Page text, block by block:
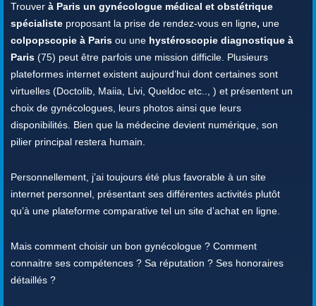
Trouver à Paris un gynécologue médical et obstétrique
spécialiste proposant la prise de rendez-vous en ligne, une
colpopscopie à Paris ou une hystéroscopie diagnostique à
Paris (75) peut être parfois une mission difficile. Plusieurs
plateformes internet existent aujourd’hui dont certaines sont
virtuelles (Doctolib, Maiia, Livi, Queldoc etc.., ) et présentent un
choix de gynécologues, leurs photos ainsi que leurs
disponibilités. Bien que la médecine devient numérique, son
pilier principal restera humain.
Personnellement, j’ai toujours été plus favorable à un site
internet personnel, présentant ses différentes activités plutôt
qu’à une plateforme comparative tel un site d’achat en ligne.
Mais comment choisir un bon gynécologue ? Comment
connaitre ses compétences ? Sa réputation ? Ses honoraires
détaillés ?